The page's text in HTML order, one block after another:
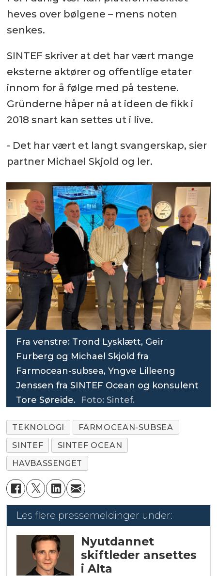
heves over bølgene – mens noten
senkes.
SINTEF skriver at det har vært mange
eksterne aktører og offentlige etater
innom for å følge med på testene.
Gründerne håper nå at ideen de fikk i
2018 snart kan settes ut i live.
- Det har vært et langt svangerskap, sier
partner Michael Skjold og ler.
Fra venstre: Trond Lysklætt, Geir
Furberg og Michael Skjold fra
Farmocean-subsea, Yngve Lilleeng
Jenssen fra SINTEF Ocean og konsulent
Tore Søreide. Foto: Sintef.
TEKNOLOGI
FARMOCEAN-SUBSEA
SINTEF
SINTEF OCEAN
HAVBASSENGET
Les flere pressemeldinger under:
Nyutdannet
skiftleder ansettes
i Alta